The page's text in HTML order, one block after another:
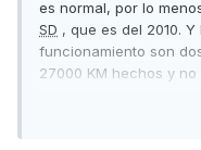
es normal, por lo
SD , que es del 2010.
funcionamiento son
27000 KM hechos y
inmediatamente.Lo de